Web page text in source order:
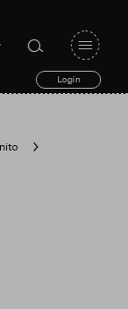
Login
search
form
toggle